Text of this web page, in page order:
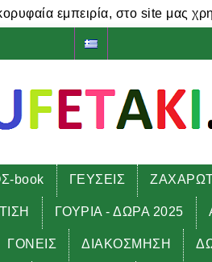
εμπειρία, στο site μας
book ΓΕΥΣΕΙΣ
ΓΟΥΡΙΑ - ΔΩΡΑ 2025
ΓΟΝΕΙΣ ΔΙΑΚΟΣΜΗΣΗ